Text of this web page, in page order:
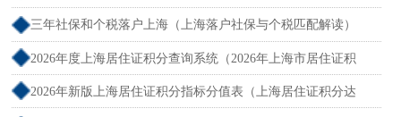
户政策2026年）
三年社保和个税落户上海（上海落户社保与个税匹配解读）
2026年度上海居住证积分查询系统（2026年上海市居住证积
分）
2026年新版上海居住证积分指标分值表（上海居住证积分达